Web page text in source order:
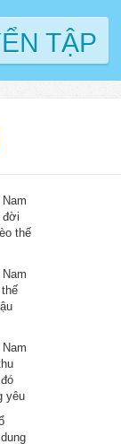
TẬP
đời
thế
yêu